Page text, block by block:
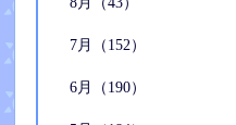
7月（152）
6月（190）